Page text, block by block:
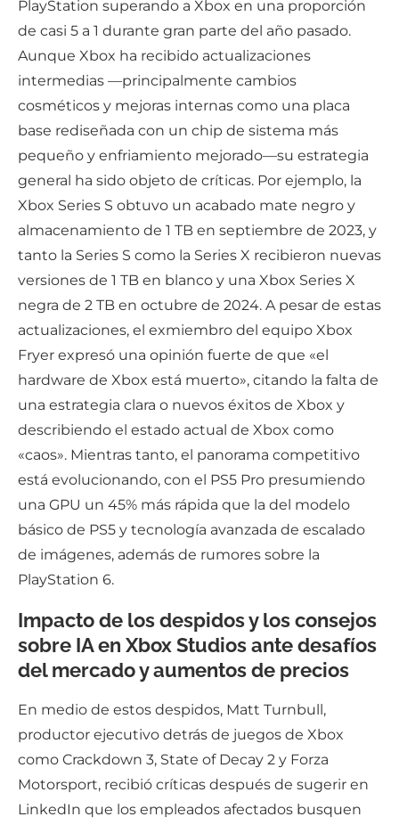
PlayStation superando a Xbox en una proporción
de casi 5 a 1 durante gran parte del año pasado.
Aunque Xbox ha recibido actualizaciones
intermedias —principalmente cambios
cosméticos y mejoras internas como una placa
base rediseñada con un chip de sistema más
pequeño y enfriamiento mejorado—su estrategia
general ha sido objeto de críticas. Por ejemplo, la
Xbox Series S obtuvo un acabado mate negro y
almacenamiento de 1 TB en septiembre de 2023, y
tanto la Series S como la Series X recibieron nuevas
versiones de 1 TB en blanco y una Xbox Series X
negra de 2 TB en octubre de 2024. A pesar de estas
actualizaciones, el exmiembro del equipo Xbox
Fryer expresó una opinión fuerte de que «el
hardware de Xbox está muerto», citando la falta de
una estrategia clara o nuevos éxitos de Xbox y
describiendo el estado actual de Xbox como
«caos». Mientras tanto, el panorama competitivo
está evolucionando, con el PS5 Pro presumiendo
una GPU un 45% más rápida que la del modelo
básico de PS5 y tecnología avanzada de escalado
de imágenes, además de rumores sobre la
PlayStation 6.
Impacto de los despidos y los consejos
sobre IA en Xbox Studios ante desafíos
del mercado y aumentos de precios
En medio de estos despidos, Matt Turnbull,
productor ejecutivo detrás de juegos de Xbox
como Crackdown 3, State of Decay 2 y Forza
Motorsport, recibió críticas después de sugerir en
LinkedIn que los empleados afectados busquen